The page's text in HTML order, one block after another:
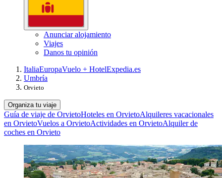
Anunciar alojamiento
Viajes
Danos tu opinión
ItaliaEuropaVuelo + HotelExpedia.es
Umbría
Orvieto
Organiza tu viaje
Guía de viaje de OrvietoHoteles en OrvietoAlquileres vacacionales
en OrvietoVuelos a OrvietoActividades en OrvietoAlquiler de
coches en Orvieto